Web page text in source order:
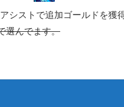
シストで追加ゴールドを獲
選んでます。